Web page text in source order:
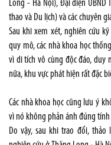
Long - Hà Nội), Đại diện UBND
thao và Du lịch) và các chuyên
Sau khi xem xét, nghiên cứu
quy mô, các nhà khoa học
vì di tích vô cùng độc đáo, duy
nữa, khu vực phát hiện rất đặc
Các nhà khoa học cũng lưu ý
vì nó không phản ánh đúng tính
Do vậy, sau khi trao đổi,